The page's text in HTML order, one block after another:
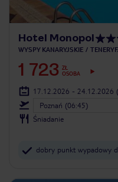
Hotel Monopol
WYSPY KANARYJSKIE
1 723 ZŁ
OSOBA
17.12.2026 - 24.12.2026
Poznań (06:45)
Śniadanie
dobry punkt wypadowy